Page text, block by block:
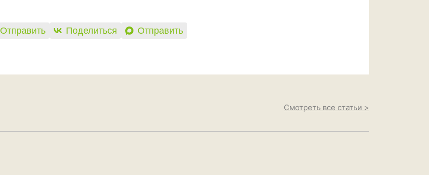
Отправить Поделиться Отправить
Смотреть все статьи >